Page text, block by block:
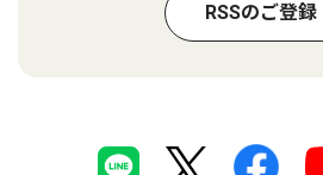
RSSのご登録